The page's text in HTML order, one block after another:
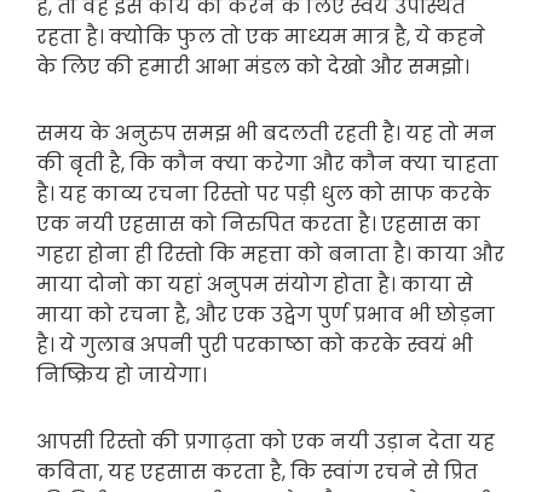
है, तो वह इस कार्य को करने के लिए स्वयं उपस्थित
रहता है। क्योकि फुल तो एक माध्यम मात्र है, ये कहने
के लिए की हमारी आभा मंडल को देखो और समझो।
समय के अनुरुप समझ भी बदलती रहती है। यह तो मन
की बृती है, कि कौन क्या करेगा और कौन क्या चाहता
है। यह काव्य रचना रिस्तो पर पड़ी धुल को साफ करके
एक नयी एहसास को निरुपित करता है। एहसास का
गहरा होना ही रिस्तो कि महत्ता को बनाता है। काया और
माया दोनो का यहां अनुपम संयोग होता है। काया से
माया को रचना है, और एक उद्वेग पुर्ण प्रभाव भी छोड़ना
है। ये गुलाब अपनी पुरी परकाष्ठा को करके स्वयं भी
निष्क्रिय हो जायेगा।
आपसी रिस्तो की प्रगाढ़ता को एक नयी उड़ान देता यह
कविता, यह एहसास करता है, कि स्वांग रचने से प्रित